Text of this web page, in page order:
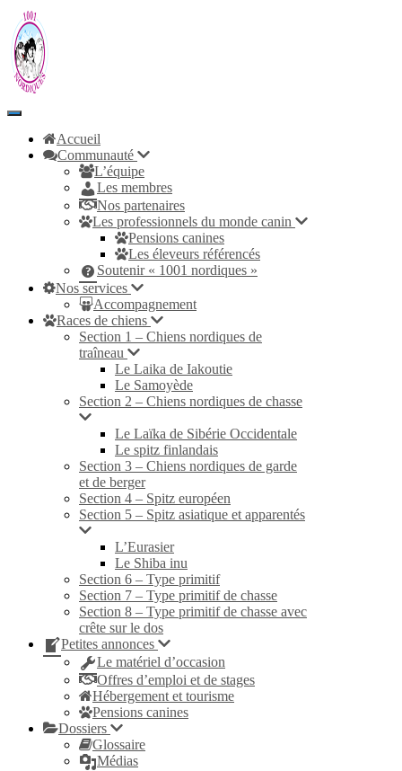
Toggle
NavigationAccueil
Communauté
L’équipe
Les membres
Nos partenaires
Les professionnels du monde canin
Pensions canines
Les éleveurs référencés
Soutenir « 1001 nordiques »
Nos services
Accompagnement
Races de chiens
Section 1 – Chiens nordiques de
traîneau
Le Laika de Iakoutie
Le Samoyède
Section 2 – Chiens nordiques de chasse
Le Laïka de Sibérie Occidentale
Le spitz finlandais
Section 3 – Chiens nordiques de garde
et de berger
Section 4 – Spitz européen
Section 5 – Spitz asiatique et apparentés
L’Eurasier
Le Shiba inu
Section 6 – Type primitif
Section 7 – Type primitif de chasse
Section 8 – Type primitif de chasse avec
crête sur le dos
Petites annonces
Le matériel d’occasion
Offres d’emploi et de stages
Hébergement et tourisme
Pensions canines
Dossiers
Glossaire
Médias